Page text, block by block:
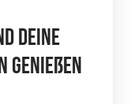
Deine
Genießen